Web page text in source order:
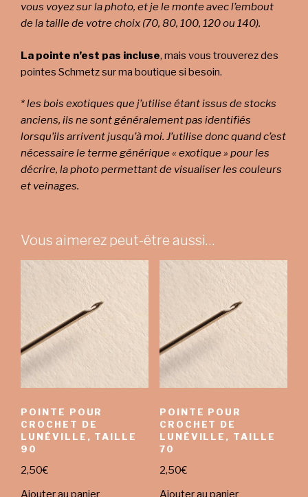
vous voyez sur la photo, et je le monte avec l’embout
de la taille de votre choix (70, 80, 100, 120 ou 140).
La pointe n’est pas incluse, mais vous trouverez des
pointes Schmetz sur ma boutique si besoin.
* les bois exotiques que j’utilise étant issus de stocks
anciens, ils ne sont généralement pas identifiés
lorsqu’ils arrivent jusqu’à moi. J’utilise donc quand c’est
nécessaire le terme générique « exotique » pour les
décrire, la photo permettant de visualiser les couleurs
et veinages.
Vous aimerez peut-être aussi…
POINTE POUR
CROCHET DE
LUNÉVILLE, TAILLE
90
2,50€
Ajouter au panier
POINTE POUR
CROCHET DE
LUNÉVILLE, TAILLE
70
2,50€
Ajouter au panier